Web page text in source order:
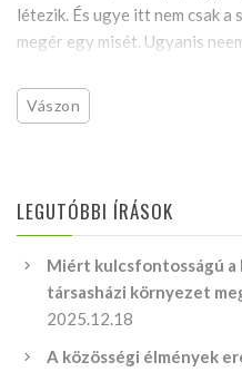
létezik. És ugye itt nem csak a
megér egy misét. Ugyanis
Vászon
LEGUTÓBBI ÍRÁSOK
Miért kulcsfontosságú
társasházi környezet
2025.12.18
A közösségi élmények